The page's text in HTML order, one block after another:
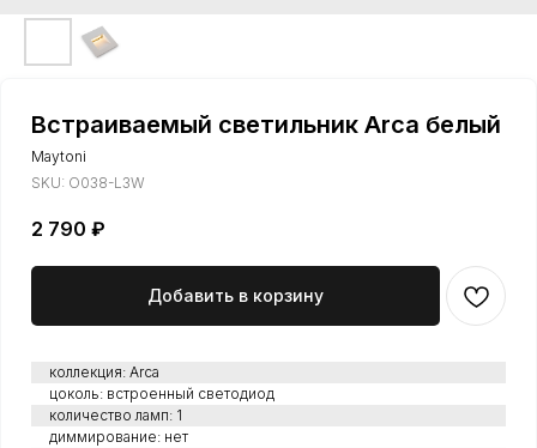
Встраиваемый светильник Arca белый
Maytoni
SKU: O038-L3W
2 790 ₽
Добавить в корзину
коллекция: Arca
цоколь: встроенный светодиод
количество ламп: 1
диммирование: нет